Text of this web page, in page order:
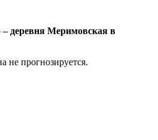
деревня Меримовская в
не прогнозируется.